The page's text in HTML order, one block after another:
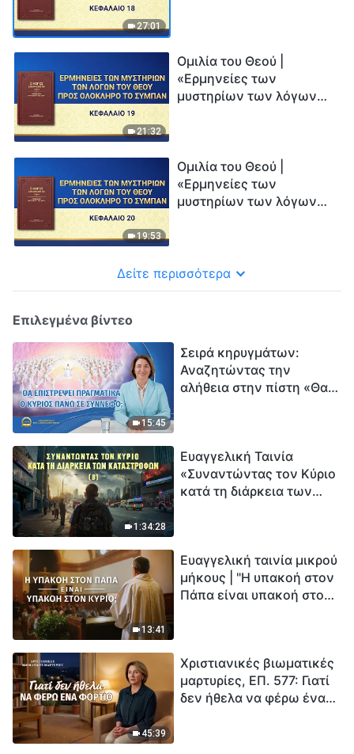
27:01
21:32
Ομιλία του Θεού |
«Ερμηνείες των
μυστηρίων των λόγων
19:53
Ομιλία του Θεού |
«Ερμηνείες των
μυστηρίων των λόγων
Δείτε περισσότερα
Επιλεγμένα βίντεο
15:45
Σειρά κηρυγμάτων:
Αναζητώντας την
αλήθεια στην πίστη «Θα
1:34:28
Ευαγγελική Ταινία
«Συναντώντας τον Κύριο
κατά τη διάρκεια των
εξαφάνισης». Οι
καταστροφές χτυπούν.
Ξεκινά η αντίστροφη
13:41
Ευαγγελική ταινία μικρού
μήκους | "Η υπακοή στον
Πάπα είναι υπακοή στον
45:39
Χριστιανικές βιωματικές
μαρτυρίες, ΕΠ. 577: Γιατί
δεν ήθελα να φέρω ένα